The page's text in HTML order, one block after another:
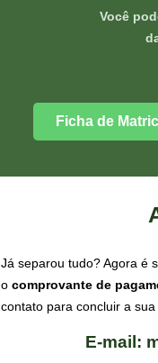
Você
Ficha de
Já separou tudo? Agora é
o comprovante de
contato para concluir a sua
E-mail: